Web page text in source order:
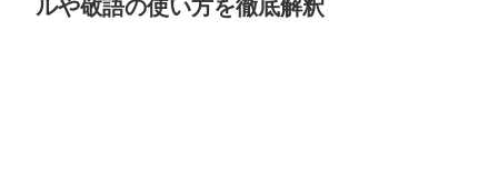
ルや敬語の使い方を徹底解釈